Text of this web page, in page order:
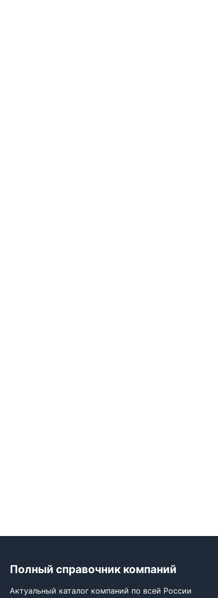
Полный справочник компаний
Актуальный каталог компаний по всей России